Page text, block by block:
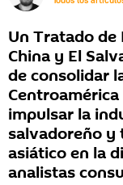
Un Tratado de
China y El
de consolidar
impulsar la
salvadoreño y
asiático en la
analistas